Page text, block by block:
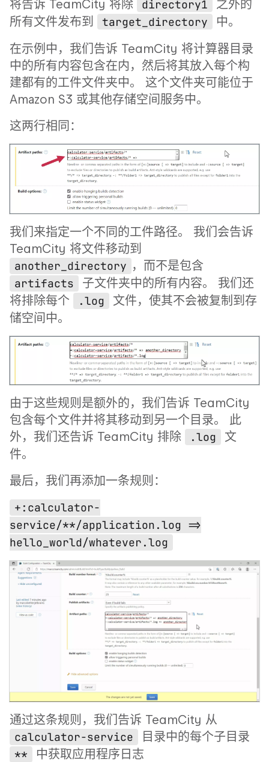
将告诉 TeamCity 将除 directory1
之外的
所有文件发布到
target_directory
中。
在示例中，我们告诉 TeamCity 将计算器目录
中的所有内容包含在内，然后将其放入每个构
建都有的工件文件夹中。 这个文件夹可能位于
Amazon S3 或其他存储空间服务中。
这两行相同：
我们来指定一个不同的工件路径。 我们会告诉
TeamCity 将文件移动到
another_directory ，而不是包含
artifacts
子文件夹中的所有内容。 我们还
将排除每个
.log
文件，使其不会被复制到存
储空间中。
由于这些规则是额外的，我们告诉 TeamCity
包含每个文件并将其移动到另一个目录。 此
外，我们还告诉 TeamCity 排除
.log
文
件。
最后，我们再添加一条规则：
+:calculator-
service/**/application.log =>
hello_world/whatever.log
通过这条规则，我们告诉 TeamCity 从
calculator-service 目录中的每个子目录
** 中获取应用程序日志